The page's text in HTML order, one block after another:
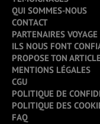
QUI SOMMES-NOUS
CONTACT
PARTENAIRES VOYAGE
ILS NOUS FONT
PROPOSE TON ARTICLE
MENTIONS LÉGALES
CGU
POLITIQUE DE
POLITIQUE DES
FAQ